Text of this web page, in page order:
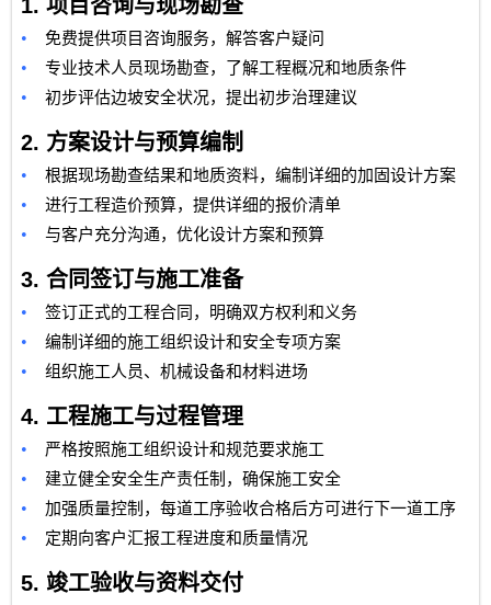
1.项目咨询与现场勘查
• 免费提供项目咨询服务，解答客户疑问
• 专业技术人员现场勘查，了解工程概况和地质条件
• 初步评估边坡安全状况，提出初步治理建议
2. 方案设计与预算编制
• 根据现场勘查结果和地质资料，编制详细的加固设计方案
• 进行工程造价预算，提供详细的报价清单
• 与客户充分沟通，优化设计方案和预算
3.合同签订与施工准备
• 签订正式的工程合同，明确双方权利和义务
• 编制详细的施工组织设计和安全专项方案
• 组织施工人员、机械设备和材料进场
4. 工程施工与过程管理
• 严格按照施工组织设计和规范要求施工
• 建立健全安全生产责任制，确保施工安全
• 加强质量控制，每道工序验收合格后方可进行下一道工序
• 定期向客户汇报工程进度和质量情况
5. 竣工验收与资料交付